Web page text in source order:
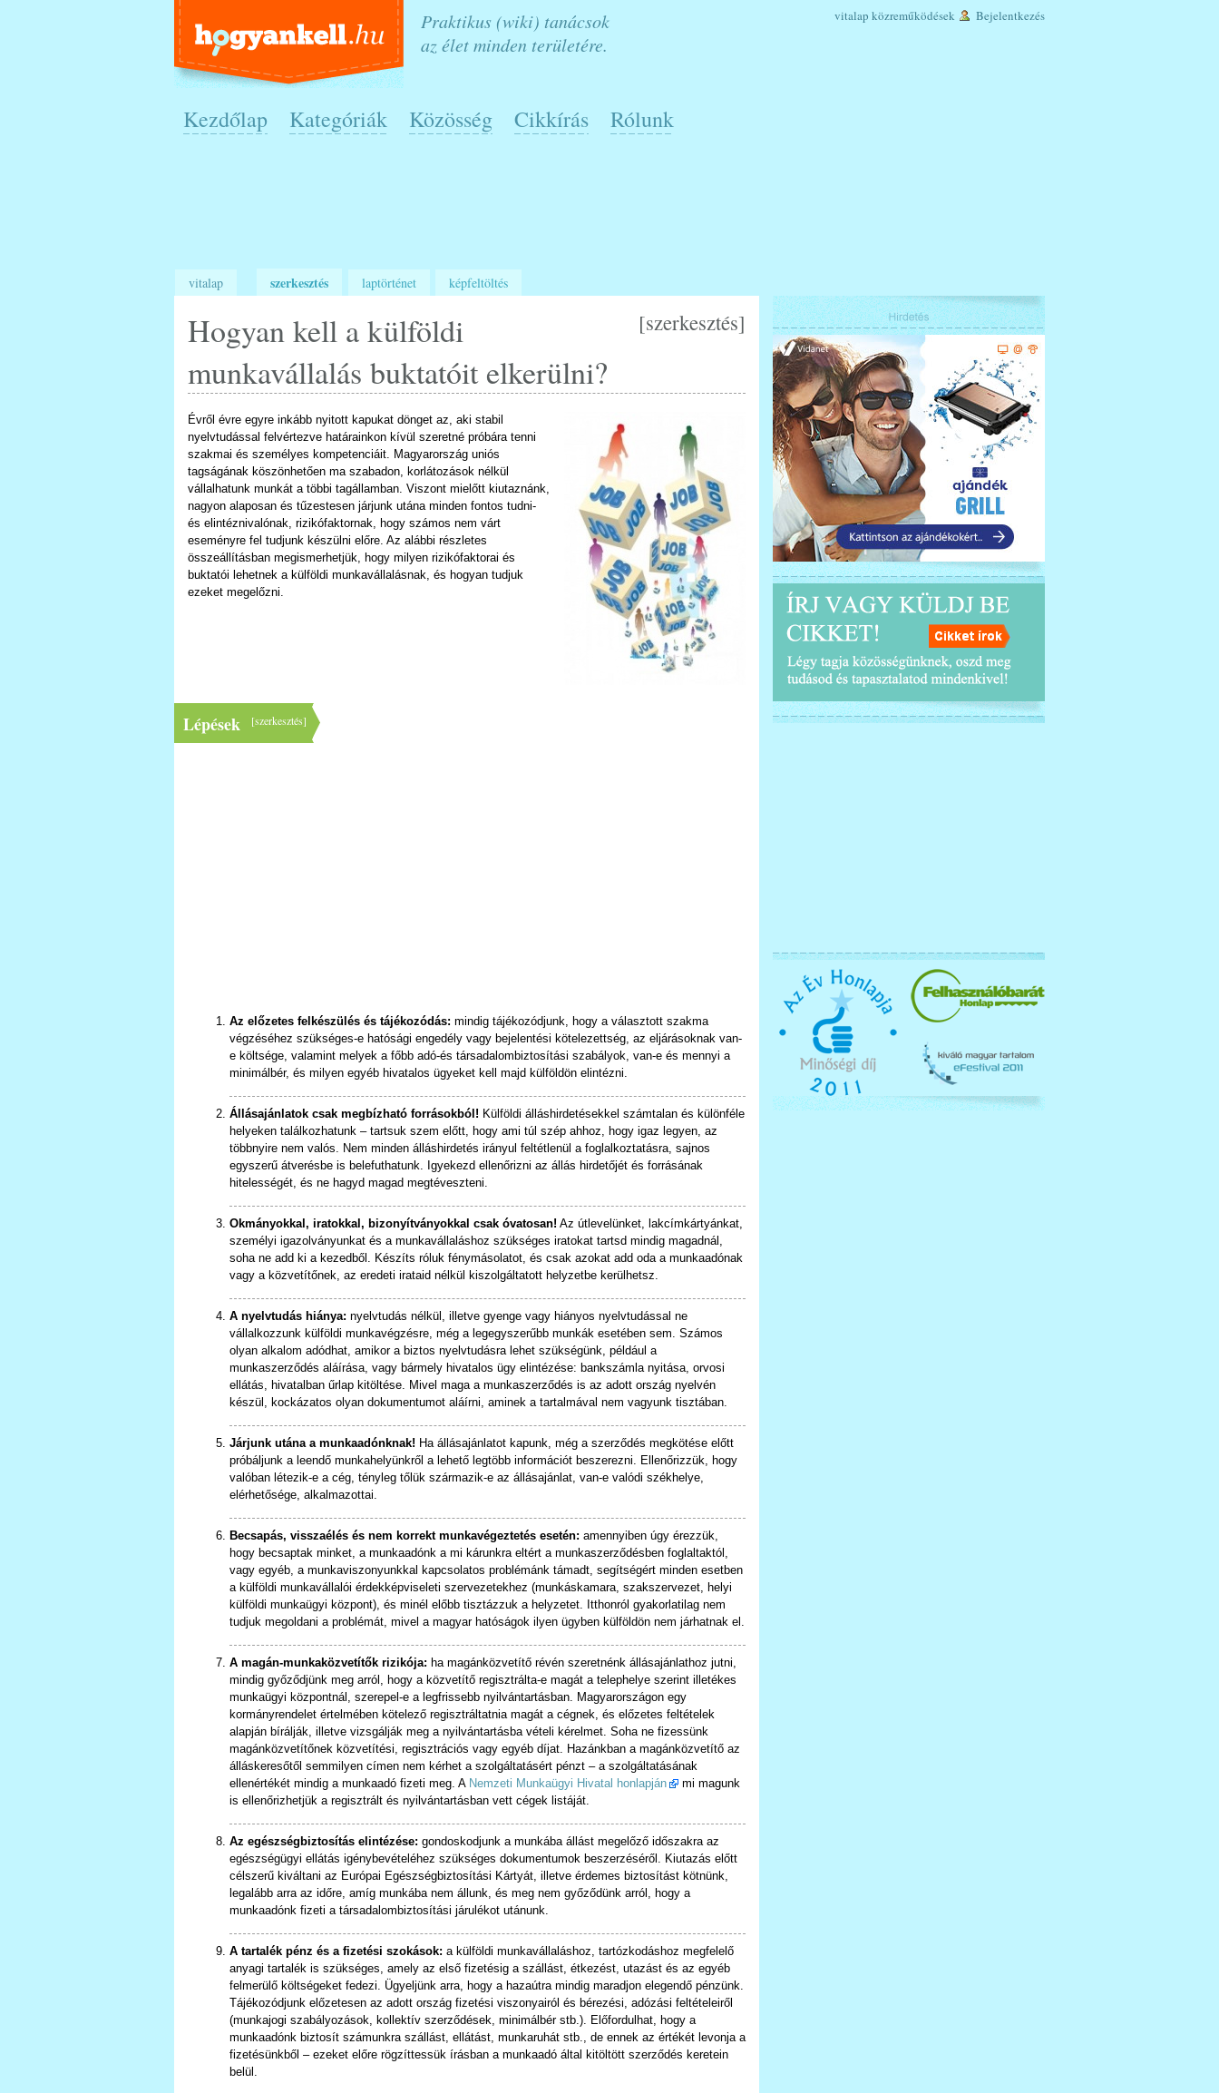
Praktikus (wiki) tanácsok
az élet minden területére.
vitalap közreműködések Bejelentkezés
Kezdőlap Kategóriák Közösség Cikkírás Rólunk
vitalap szerkesztés laptörténet képfeltöltés
[szerkesztés]
Hogyan kell a külföldi
munkavállalás buktatóit elkerülni?
Évről évre egyre inkább nyitott kapukat dönget az, aki stabil
nyelvtudással felvértezve határainkon kívül szeretné próbára tenni
szakmai és személyes kompetenciáit. Magyarország uniós
tagságának köszönhetően ma szabadon, korlátozások nélkül
vállalhatunk munkát a többi tagállamban. Viszont mielőtt kiutaznánk,
nagyon alaposan és tűzestesen járjunk utána minden fontos tudni-
és elintéznivalónak, rizikófaktornak, hogy számos nem várt
eseményre fel tudjunk készülni előre. Az alábbi részletes
összeállításban megismerhetjük, hogy milyen rizikófaktorai és
buktatói lehetnek a külföldi munkavállalásnak, és hogyan tudjuk
ezeket megelőzni.
[szerkesztés]
Lépések
Az előzetes felkészülés és tájékozódás: mindig tájékozódjunk, hogy a választott szakma
végzéséhez szükséges-e hatósági engedély vagy bejelentési kötelezettség, az eljárásoknak van-
e költsége, valamint melyek a főbb adó-és társadalombiztosítási szabályok, van-e és mennyi a
minimálbér, és milyen egyéb hivatalos ügyeket kell majd külföldön elintézni.
Állásajánlatok csak megbízható forrásokból! Külföldi álláshirdetésekkel számtalan és különféle
helyeken találkozhatunk – tartsuk szem előtt, hogy ami túl szép ahhoz, hogy igaz legyen, az
többnyire nem valós. Nem minden álláshirdetés irányul feltétlenül a foglalkoztatásra, sajnos
egyszerű átverésbe is belefuthatunk. Igyekezd ellenőrizni az állás hirdetőjét és forrásának
hitelességét, és ne hagyd magad megtéveszteni.
Okmányokkal, iratokkal, bizonyítványokkal csak óvatosan! Az útlevelünket, lakcímkártyánkat,
személyi igazolványunkat és a munkavállaláshoz szükséges iratokat tartsd mindig magadnál,
soha ne add ki a kezedből. Készíts róluk fénymásolatot, és csak azokat add oda a munkaadónak
vagy a közvetítőnek, az eredeti irataid nélkül kiszolgáltatott helyzetbe kerülhetsz.
A nyelvtudás hiánya: nyelvtudás nélkül, illetve gyenge vagy hiányos nyelvtudással ne
vállalkozzunk külföldi munkavégzésre, még a legegyszerűbb munkák esetében sem. Számos
olyan alkalom adódhat, amikor a biztos nyelvtudásra lehet szükségünk, például a
munkaszerződés aláírása, vagy bármely hivatalos ügy elintézése: bankszámla nyitása, orvosi
ellátás, hivatalban űrlap kitöltése. Mivel maga a munkaszerződés is az adott ország nyelvén
készül, kockázatos olyan dokumentumot aláírni, aminek a tartalmával nem vagyunk tisztában.
Járjunk utána a munkaadónknak! Ha állásajánlatot kapunk, még a szerződés megkötése előtt
próbáljunk a leendő munkahelyünkről a lehető legtöbb információt beszerezni. Ellenőrizzük, hogy
valóban létezik-e a cég, tényleg tőlük származik-e az állásajánlat, van-e valódi székhelye,
elérhetősége, alkalmazottai.
Becsapás, visszaélés és nem korrekt munkavégeztetés esetén: amennyiben úgy érezzük,
hogy becsaptak minket, a munkaadónk a mi kárunkra eltért a munkaszerződésben foglaltaktól,
vagy egyéb, a munkaviszonyunkkal kapcsolatos problémánk támadt, segítségért minden esetben
a külföldi munkavállalói érdekképviseleti szervezetekhez (munkáskamara, szakszervezet, helyi
külföldi munkaügyi központ), és minél előbb tisztázzuk a helyzetet. Itthonról gyakorlatilag nem
tudjuk megoldani a problémát, mivel a magyar hatóságok ilyen ügyben külföldön nem járhatnak el.
A magán-munkaközvetítők rizikója: ha magánközvetítő révén szeretnénk állásajánlathoz jutni,
mindig győződjünk meg arról, hogy a közvetítő regisztrálta-e magát a telephelye szerint illetékes
munkaügyi központnál, szerepel-e a legfrissebb nyilvántartásban. Magyarországon egy
kormányrendelet értelmében kötelező regisztráltatnia magát a cégnek, és előzetes feltételek
alapján bírálják, illetve vizsgálják meg a nyilvántartásba vételi kérelmet. Soha ne fizessünk
magánközvetítőnek közvetítési, regisztrációs vagy egyéb díjat. Hazánkban a magánközvetítő az
álláskeresőtől semmilyen címen nem kérhet a szolgáltatásért pénzt – a szolgáltatásának
ellenértékét mindig a munkaadó fizeti meg. A Nemzeti Munkaügyi Hivatal honlapján
mi magunk
is ellenőrizhetjük a regisztrált és nyilvántartásban vett cégek listáját.
Az egészségbiztosítás elintézése: gondoskodjunk a munkába állást megelőző időszakra az
egészségügyi ellátás igénybevételéhez szükséges dokumentumok beszerzéséről. Kiutazás előtt
célszerű kiváltani az Európai Egészségbiztosítási Kártyát, illetve érdemes biztosítást kötnünk,
legalább arra az időre, amíg munkába nem állunk, és meg nem győződünk arról, hogy a
munkaadónk fizeti a társadalombiztosítási járulékot utánunk.
A tartalék pénz és a fizetési szokások: a külföldi munkavállaláshoz, tartózkodáshoz megfelelő
anyagi tartalék is szükséges, amely az első fizetésig a szállást, étkezést, utazást és az egyéb
felmerülő költségeket fedezi. Ügyeljünk arra, hogy a hazaútra mindig maradjon elegendő pénzünk.
Tájékozódjunk előzetesen az adott ország fizetési viszonyairól és bérezési, adózási feltételeiről
(munkajogi szabályozások, kollektív szerződések, minimálbér stb.). Előfordulhat, hogy a
munkaadónk biztosít számunkra szállást, ellátást, munkaruhát stb., de ennek az értékét levonja a
fizetésünkből – ezeket előre rögzíttessük írásban a munkaadó által kitöltött szerződés keretein
belül.